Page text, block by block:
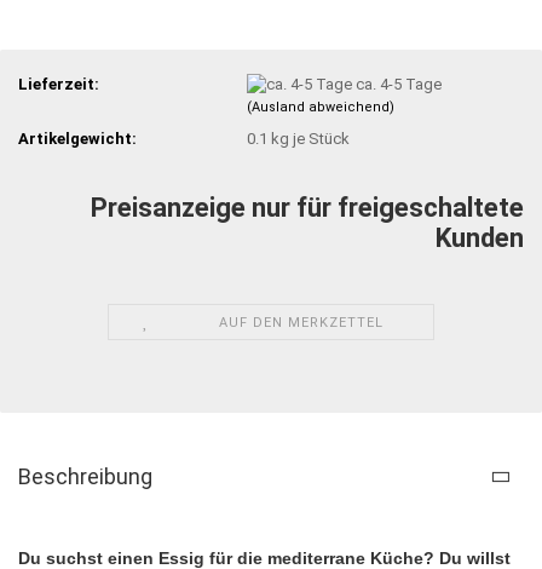
Lieferzeit: ca. 4-5 Tage
(Ausland abweichend)
Artikelgewicht: 0.1 kg je Stück
Preisanzeige nur für freigeschaltete
Kunden
AUF DEN MERKZETTEL
Beschreibung
Du suchst einen Essig für die mediterrane Küche? Du willst